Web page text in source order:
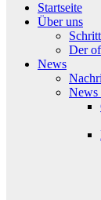
Startseite
Über uns
Der
News
News